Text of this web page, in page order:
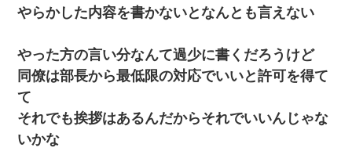
見回りで犯人が捕まったが、それが…｜生活｜ヌルポあんてな
17年飼っていた犬が亡くなった。鼻水垂らし嗚咽する私に、猫が
近づいて頭突きをしてきて…
私『貯金貯まったし、やっと家建てられるね！』夫「実家を二世
やらかした内容を書かないとなんとも言えない
やった方の言い分なんて過少に書くだろうけど
同僚は部長から最低限の対応でいいと許可を得て
て
それでも挨拶はあるんだからそれでいいんじゃな
いかな